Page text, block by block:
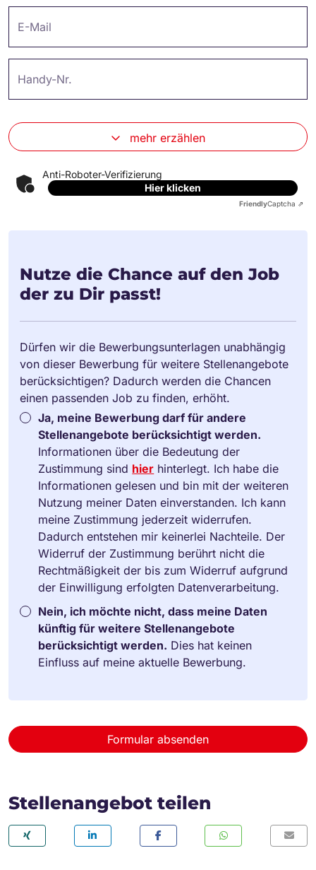
E-Mail
Handy-Nr.
mehr erzählen
Anti-Roboter-Verifizierung
Hier klicken
FriendlyCaptcha ⇗
Nutze die Chance auf den Job
der zu Dir passt!
Dürfen wir die Bewerbungsunterlagen unabhängig
von dieser Bewerbung für weitere Stellenangebote
berücksichtigen? Dadurch werden die Chancen
einen passenden Job zu finden, erhöht.
Ja, meine Bewerbung darf für andere
Stellenangebote berücksichtigt werden.
Informationen über die Bedeutung der
Zustimmung sind hier hinterlegt. Ich habe die
Informationen gelesen und bin mit der weiteren
Nutzung meiner Daten einverstanden. Ich kann
meine Zustimmung jederzeit widerrufen.
Dadurch entstehen mir keinerlei Nachteile. Der
Widerruf der Zustimmung berührt nicht die
Rechtmäßigkeit der bis zum Widerruf aufgrund
der Einwilligung erfolgten Datenverarbeitung.
Nein, ich möchte nicht, dass meine Daten
künftig für weitere Stellenangebote
berücksichtigt werden. Dies hat keinen
Einfluss auf meine aktuelle Bewerbung.
Formular absenden
Stellenangebot teilen